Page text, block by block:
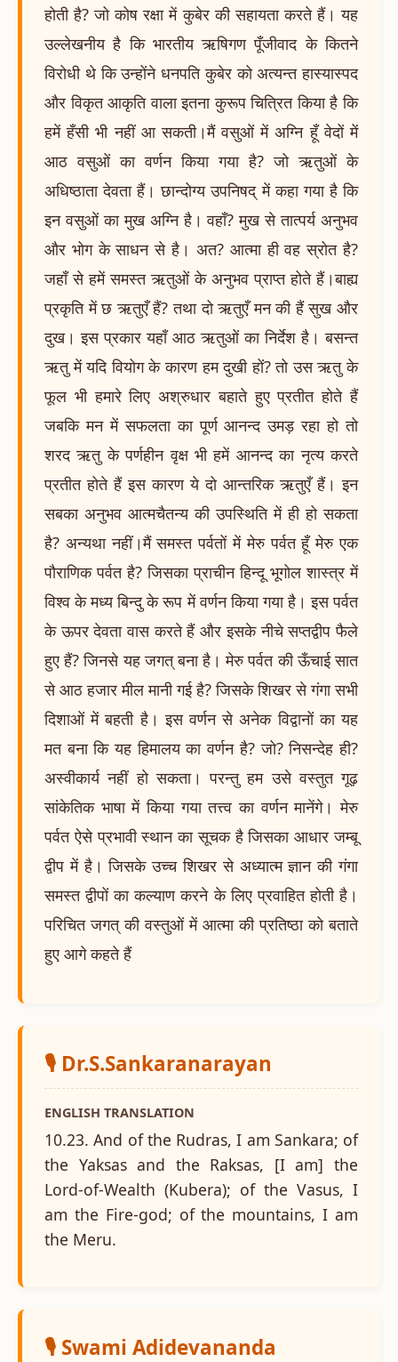
होती है? जो कोष रक्षा में कुबेर की सहायता करते हैं। यह
उल्लेखनीय है कि भारतीय ऋषिगण पूँजीवाद के कितने
विरोधी थे कि उन्होंने धनपति कुबेर को अत्यन्त हास्यास्पद
और विकृत आकृति वाला इतना कुरूप चित्रित किया है कि
हमें हँसी भी नहीं आ सकती।मैं वसुओं में अग्नि हूँ वेदों में
आठ वसुओं का वर्णन किया गया है? जो ऋतुओं के
अधिष्ठाता देवता हैं। छान्दोग्य उपनिषद् में कहा गया है कि
इन वसुओं का मुख अग्नि है। वहाँ? मुख से तात्पर्य अनुभव
और भोग के साधन से है। अत? आत्मा ही वह स्रोत है?
जहाँ से हमें समस्त ऋतुओं के अनुभव प्राप्त होते हैं।बाह्य
प्रकृति में छ ऋतुएँ हैं? तथा दो ऋतुएँ मन की हैं सुख और
दुख। इस प्रकार यहाँ आठ ऋतुओं का निर्देश है। बसन्त
ऋतु में यदि वियोग के कारण हम दुखी हों? तो उस ऋतु के
फूल भी हमारे लिए अश्रुधार बहाते हुए प्रतीत होते हैं
जबकि मन में सफलता का पूर्ण आनन्द उमड़ रहा हो तो
शरद ऋतु के पर्णहीन वृक्ष भी हमें आनन्द का नृत्य करते
प्रतीत होते हैं इस कारण ये दो आन्तरिक ऋतुएँ हैं। इन
सबका अनुभव आत्मचैतन्य की उपस्थिति में ही हो सकता
है? अन्यथा नहीं।मैं समस्त पर्वतों में मेरु पर्वत हूँ मेरु एक
पौराणिक पर्वत है? जिसका प्राचीन हिन्दू भूगोल शास्त्र में
विश्व के मध्य बिन्दु के रूप में वर्णन किया गया है। इस पर्वत
के ऊपर देवता वास करते हैं और इसके नीचे सप्तद्वीप फैले
हुए हैं? जिनसे यह जगत् बना है। मेरु पर्वत की ऊँचाई सात
से आठ हजार मील मानी गई है? जिसके शिखर से गंगा सभी
दिशाओं में बहती है। इस वर्णन से अनेक विद्वानों का यह
मत बना कि यह हिमालय का वर्णन है? जो? निसन्देह ही?
अस्वीकार्य नहीं हो सकता। परन्तु हम उसे वस्तुत गूढ़
सांकेतिक भाषा में किया गया तत्त्व का वर्णन मानेंगे। मेरु
पर्वत ऐसे प्रभावी स्थान का सूचक है जिसका आधार जम्बू
द्वीप में है। जिसके उच्च शिखर से अध्यात्म ज्ञान की गंगा
समस्त द्वीपों का कल्याण करने के लिए प्रवाहित होती है।
परिचित जगत् की वस्तुओं में आत्मा की प्रतिष्ठा को बताते
हुए आगे कहते हैं
🎙️ Dr.S.Sankaranarayan
ENGLISH TRANSLATION
10.23. And of the Rudras, I am Sankara; of
the Yaksas and the Raksas, [I am] the
Lord-of-Wealth (Kubera); of the Vasus, I
am the Fire-god; of the mountains, I am
the Meru.
🎙️ Swami Adidevananda